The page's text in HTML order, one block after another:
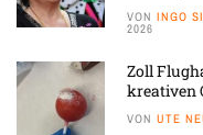
VON INGO
2026
Zoll
kreativen
VON UTE